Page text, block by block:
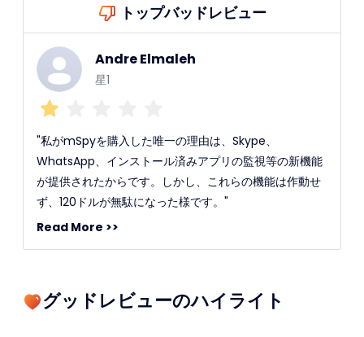
トップバッドレビュー
Andre Elmaleh
星1
"私がmSpyを購入した唯一の理由は、Skype、
WhatsApp、インストール済みアプリの監視等の新機能
が提供されたからです。しかし、これらの機能は作動せ
ず、120ドルが無駄になった様です。"
Read More >>
グッドレビューのハイライト